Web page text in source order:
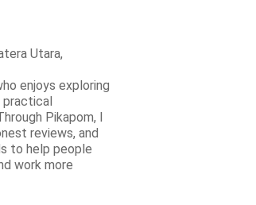
Utara,
enjoys exploring
practical
Pikapom, I
reviews, and
to help people
work more